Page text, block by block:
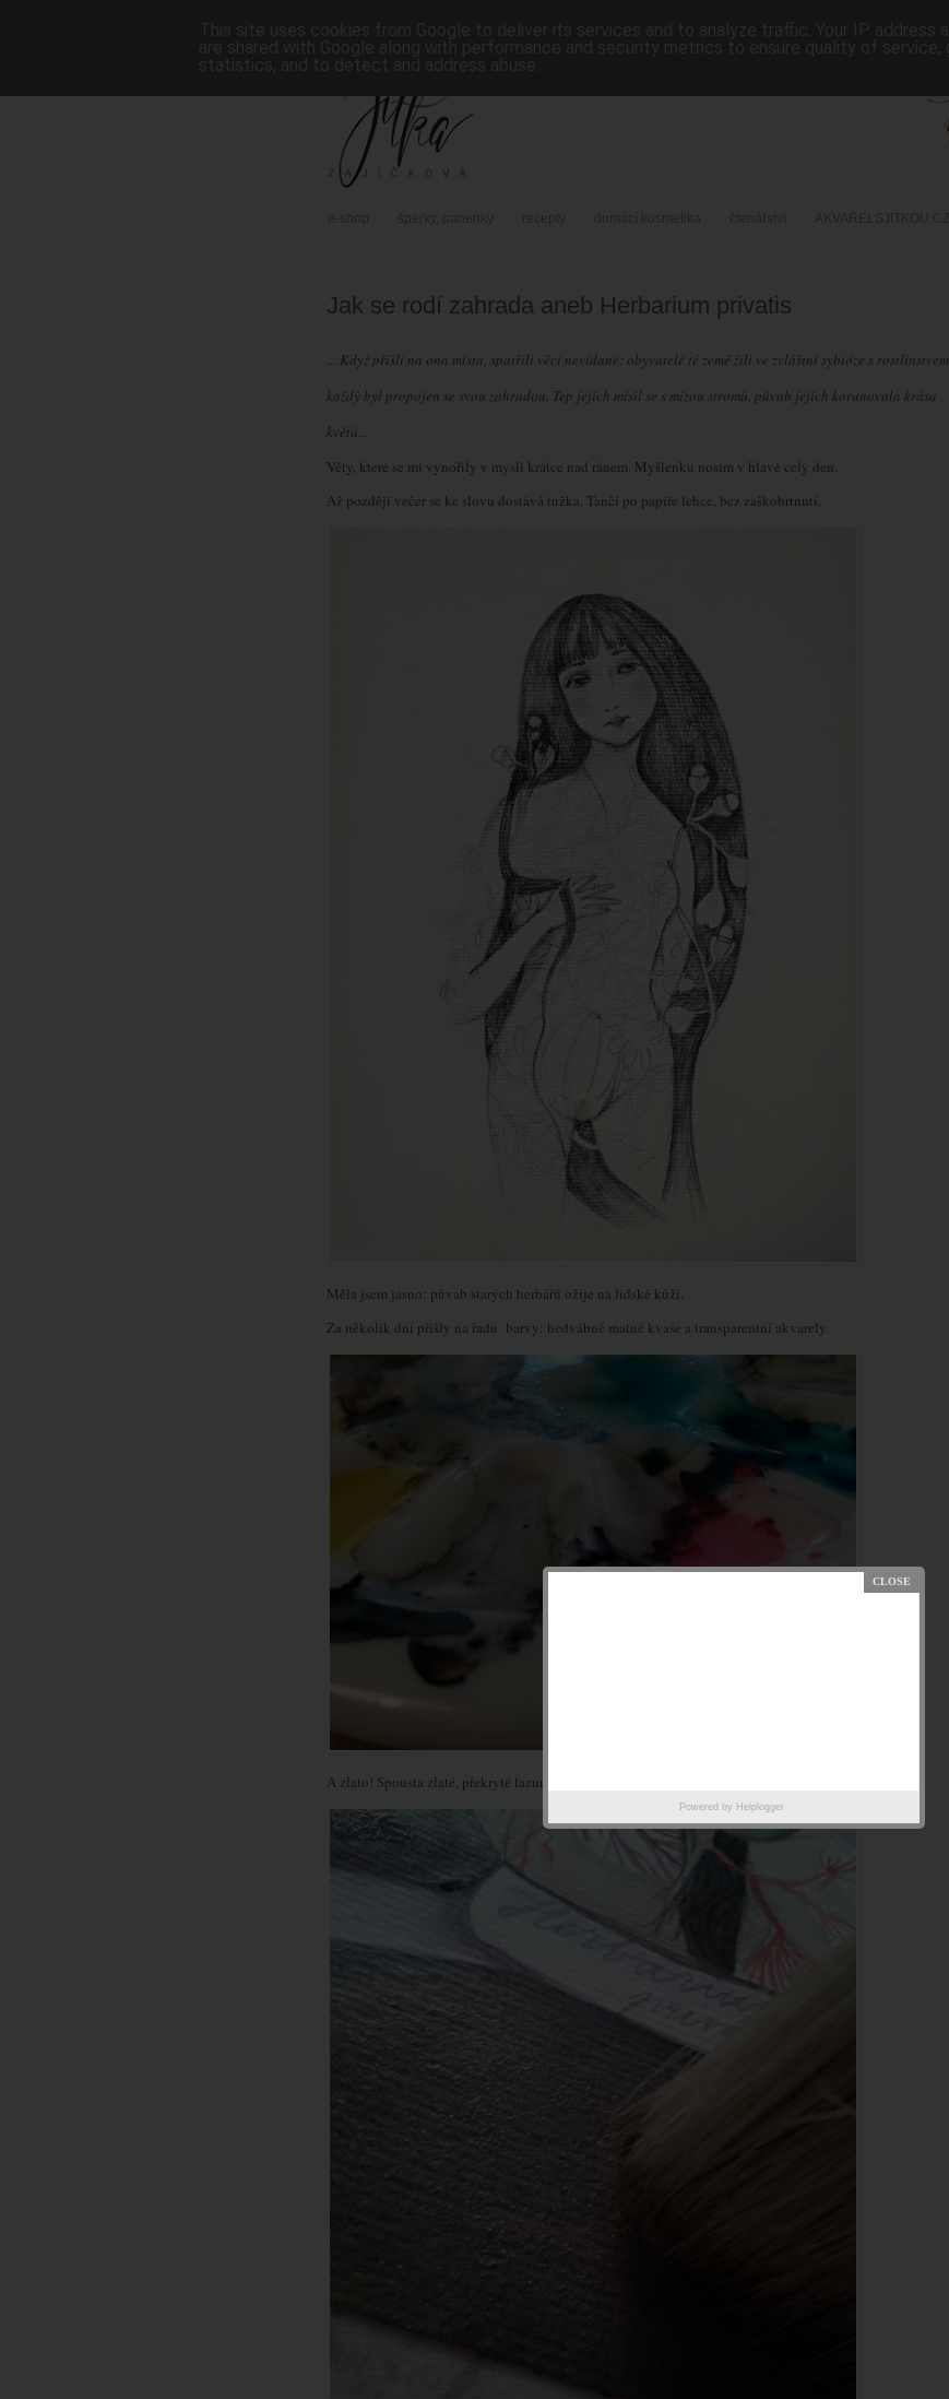
Jak se rodí zahrada aneb Herbarium privatis
... Když přišli na ona místa, spatřili věci nevídané: obyvatelé té země žili ve zvláštní sybióze s rostlinstvem,
každý byl propojen se svou zahradou. Tep jejich mísil se s mízou stromů, půvab jejich korunovala krása
květů...
Věty, které se mi vynořily v mysli krátce nad ránem. Myšlenku nosím v hlavě celý den.
Až později večer se ke slovu dostává tužka. Tančí po papíře lehce, bez zaškobrtnutí.
Měla jsem jasno: půvab starých herbářů ožije na lidské kůži.
Za několik dní přišly na řadu barvy: hedvábně matné kvaše a transparentní akvarely.
A zlato! Spousta zlaté, překryté lazurní vrstvou.
Powered by Helplogger